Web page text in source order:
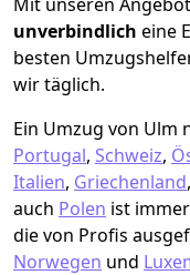
unverbindlich eine
besten
wir täglich.
Ein Umzug von Ulm
Portugal, Schweiz,
Italien, Griechenland,
auch Polen ist
die von Profis
Norwegen und